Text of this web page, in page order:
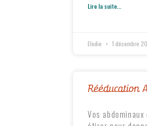
Lire la suite...
Elodie 1 décembre
Rééducation
Vos